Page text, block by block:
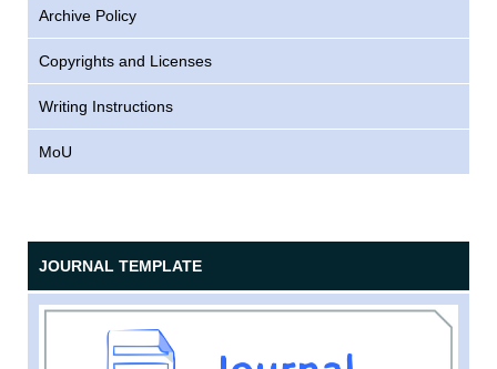
Archive Policy
Copyrights and Licenses
Writing Instructions
MoU
JOURNAL TEMPLATE